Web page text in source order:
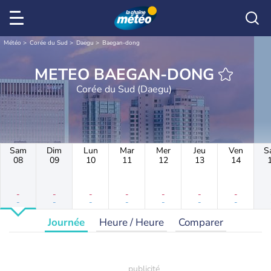
Météo Corée du Sud Daegu Baegan-dong
METEO BAEGAN-DONG
Corée du Sud (Daegu)
Sam
08
-
-
Dim
09
-
-
Lun
10
-
-
Mar
11
-
-
Mer
12
-
-
Jeu
13
-
-
Ven
14
-
-
Journée Heure / Heure Comparer